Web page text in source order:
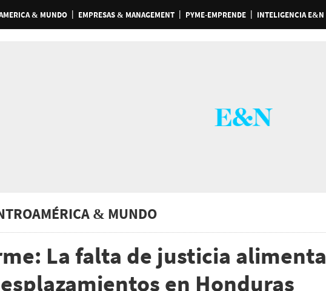
& MUNDO EMPRESAS & MANAGEMENT PYME-EMPRENDE INTELIGENCIA E&N
& MUNDO
La falta de justicia alimenta
en Honduras